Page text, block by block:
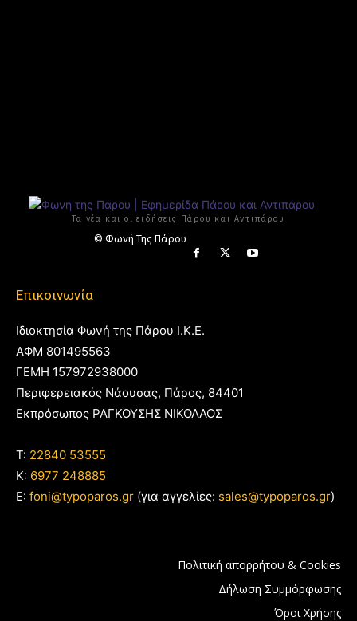
Τα νέα και οι ειδήσεις Πάρου και Αντιπάρου
© Φωνή Της Πάρου
Επικοινωνία
Ιδιοκτησία Φωνή της Πάρου Ι.Κ.Ε.
ΑΦΜ 801495563
ΓΕΜΗ 157972938000
Περιφερειακός Νάουσας, Πάρος, 84401
Εκπρόσωπος ΡΑΓΚΟΥΣΗΣ ΝΙΚΟΛΑΟΣ
T: 22840 53555
Κ: 6977 248885
E: foni@typoparos.gr (για αγγελίες: sales@typoparos.gr)
Πολιτική απορρήτου & Cookies
Δήλωση Συμμόρφωσης
Όροι Χρήσης